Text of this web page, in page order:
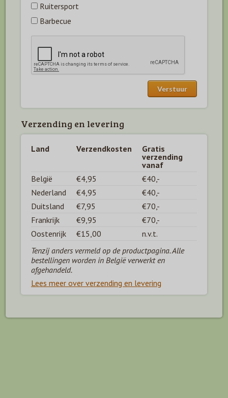
Ruitersport
Barbecue
Verzending en levering
Land Verzendkosten
Gratis
verzending
vanaf
België
€4,95
€40,-
Nederland
€4,95
€40,-
Duitsland
€7,95
€70,-
Frankrijk
€9,95
€70,-
Oostenrijk
€15,00
n.v.t.
Tenzij anders vermeld op de productpagina. Alle
bestellingen worden in België verwerkt en
afgehandeld.
Lees meer over verzending en levering